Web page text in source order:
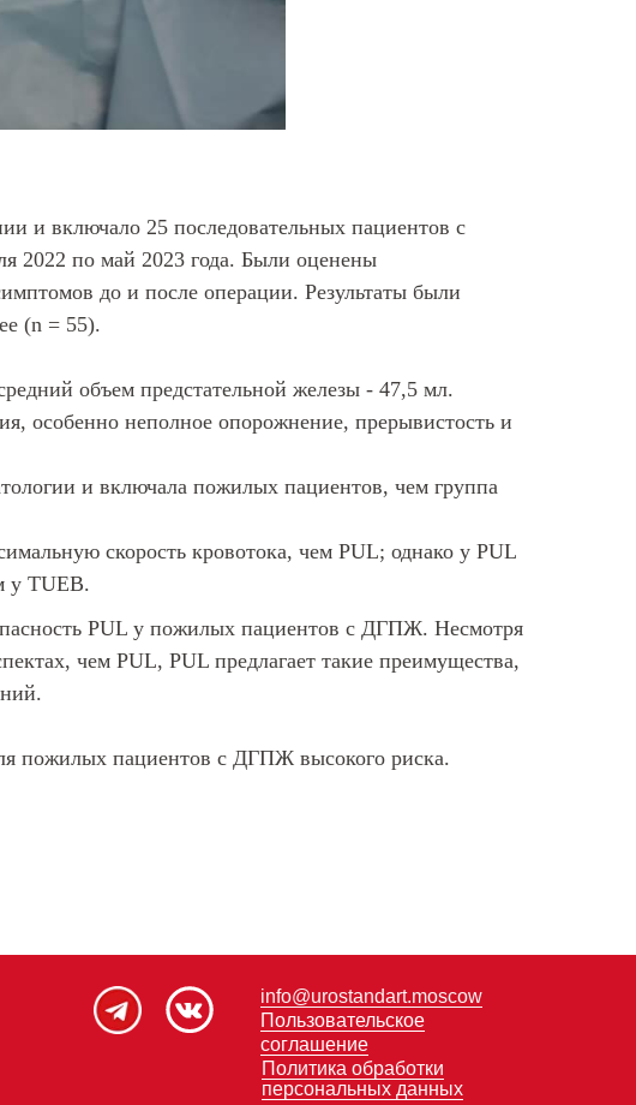
и включало 25 последовательных пациентов с
2022 по май 2023 года. Были оценены
до и после операции. Результаты были
(n = 55).
объем предстательной железы - 47,5 мл.
особенно неполное опорожнение, прерывистость и
и включала пожилых пациентов, чем группа
скорость кровотока, чем PUL; однако у PUL
у TUEB.
PUL у пожилых пациентов с ДГПЖ. Несмотря
чем PUL, PUL предлагает такие преимущества,
пожилых пациентов с ДГПЖ высокого риска.
Пользовательское
соглашение
Политика обработки
персональных данных
info@urostandart.moscow